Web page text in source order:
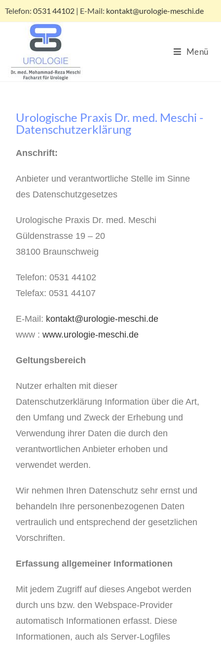
Telefon: 0531 44102 | E-Mail: kontakt@urologie-meschi.de
Menü
Urologische Praxis Dr. med. Meschi -
Datenschutzerklärung
Anschrift:
Anbieter und verantwortliche Stelle im Sinne
des Datenschutzgesetzes
Urologische Praxis Dr. med. Meschi
Güldenstrasse 19 – 20
38100 Braunschweig
Telefon: 0531 44102
Telefax: 0531 44107
E-Mail: kontakt@urologie-meschi.de
www :www.urologie-meschi.de
Geltungsbereich
Nutzer erhalten mit dieser
Datenschutzerklärung Information über die Art,
den Umfang und Zweck der Erhebung und
Verwendung ihrer Daten die durch den
verantwortlichen Anbieter erhoben und
verwendet werden.
Wir nehmen Ihren Datenschutz sehr ernst und
behandeln Ihre personenbezogenen Daten
vertraulich und entsprechend der gesetzlichen
Vorschriften.
Erfassung allgemeiner Informationen
Mit jedem Zugriff auf dieses Angebot werden
durch uns bzw. den Webspace-Provider
automatisch Informationen erfasst. Diese
Informationen, auch als Server-Logfiles